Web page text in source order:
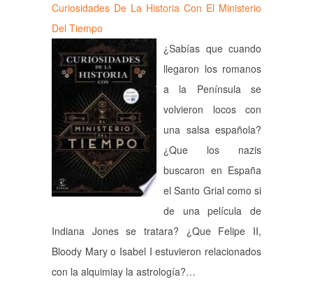
Curiosidades De La Historia Con El Ministerio
Del Tiempo
¿Sabías que cuando
llegaron los romanos
a la Península se
volvieron locos con
una salsa española?
¿Que los nazis
buscaron en España
el Santo Grial como si
de una película de
Indiana Jones se tratara? ¿Que Felipe II,
Bloody Mary o Isabel I estuvieron relacionados
con la alquimiay la astrología?…